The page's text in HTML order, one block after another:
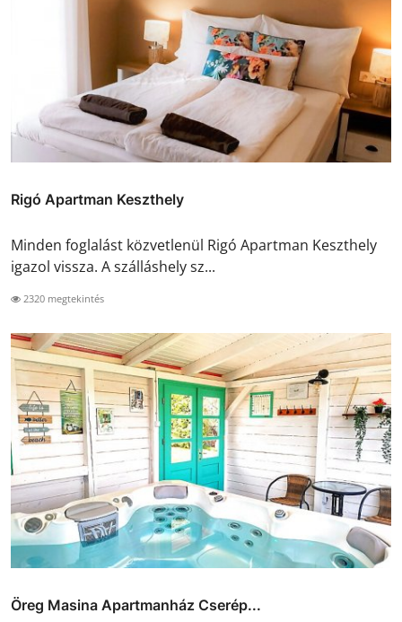
Rigó Apartman Keszthely
Minden foglalást közvetlenül Rigó Apartman Keszthely
igazol vissza. A szálláshely sz...
2320 megtekintés
Öreg Masina Apartmanház Cserép...